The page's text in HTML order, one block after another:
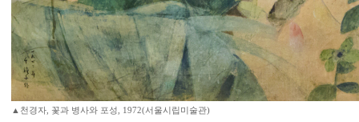
▲천경자, 꽃과 병사와 포성, 1972(서울시립미술관)